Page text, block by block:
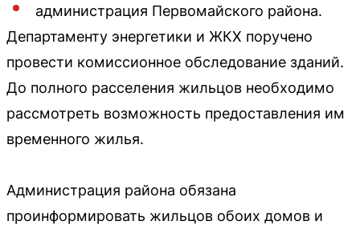
администрация Первомайского района.
Департаменту энергетики и ЖКХ поручено
провести комиссионное обследование зданий.
До полного расселения жильцов необходимо
рассмотреть возможность предоставления им
временного жилья.
Администрация района обязана
проинформировать жильцов обоих домов и